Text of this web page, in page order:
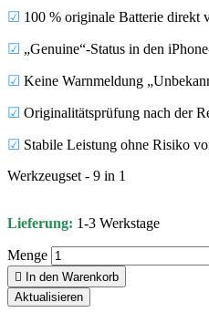
☑ 100 % originale Batterie direkt
☑ „Genuine“-Status in den
☑ Keine Warnmeldung
☑ Originalitätsprüfung nach der
☑ Stabile Leistung ohne Risiko
Werkzeugset - 9 in 1
Lieferung: 1-3 Werkstage
Menge
 In den Warenkorb